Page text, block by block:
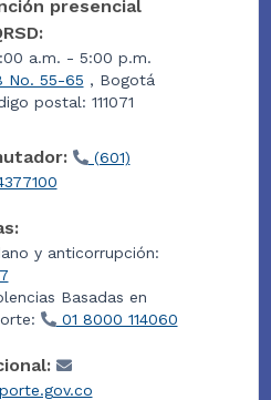
presencial
a.m. - 5:00 p.m.
No. 55-65 , Bogotá
postal: 111071
(601)
y anticorrupción:
Basadas en
01 8000 114060